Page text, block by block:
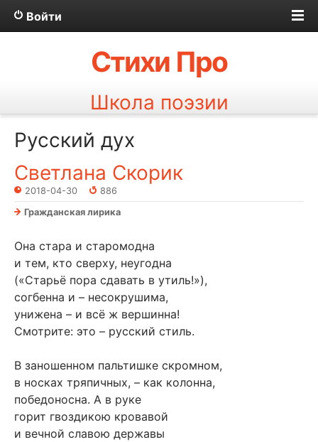
Войти
Стихи Про
Школа поэзии
Русский дух
Светлана Скорик
2018-04-30
886
Гражданская лирика
Она стара и старомодна
и тем, кто сверху, неугодна
(«Старьё пора сдавать в утиль!»),
согбенна и – несокрушима,
унижена – и всё ж вершинна!
Смотрите: это – русский стиль.
В заношенном пальтишке скромном,
в носках тряпичных, – как колонна,
победоносна. А в руке
горит гвоздикою кровавой
и вечной славою державы